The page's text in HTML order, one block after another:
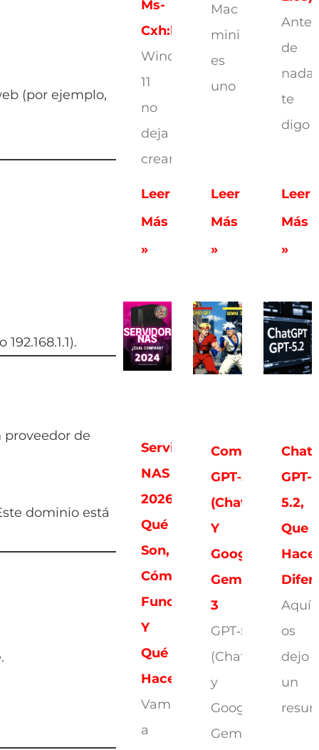
(por ejemplo,
de
dominio está
Ms-
Cxh:localonly
Windows
11
no
deja
crear
Leer
Más
»
Mac
mini
es
uno
Leer
Más
»
Antes
de
nada,
te
digo
Leer
Más
»
Servidores
NAS
2026:
Qué
Son,
Cómo
Funcionan
Y
Qué
Hacen
Vamos
a
Comparativa:
GPT‑5.2
(ChatGPT)
Y
Google
Gemini
3
GPT‑5.2
(ChatGPT)
y
Google
Gemini
GPT-
5.2,
Que
Hace
Aquí
os
dejo
un